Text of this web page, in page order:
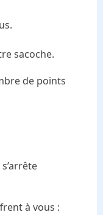
sacoche.
de points
à vous :